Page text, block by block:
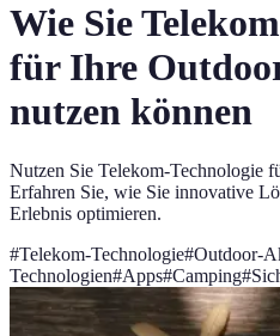
Wie Sie
für Ihre
nutzen können
Nutzen Sie Telekom-Technologie
Erfahren Sie, wie Sie innovative
Erlebnis optimieren.
#Telekom-Technologie#Outdoor-
Technologien#Apps#Camping#